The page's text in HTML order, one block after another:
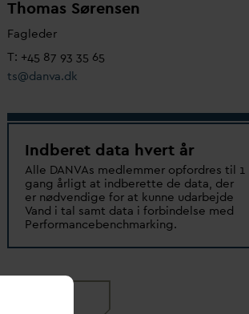
Thomas Sørensen
Fagleder
T: +45 87 93 35 65
ts@danva.dk
Indberet data hvert år
Alle DANVAs medlemmer opfordres til 1
gang årligt at indberette de data, der
er nødvendige for at kunne udarbejde
Vand i tal samt data i forbindelse med
Performancebenchmarking.